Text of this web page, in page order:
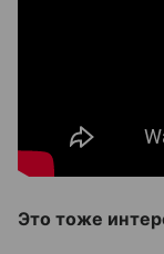
Это тоже